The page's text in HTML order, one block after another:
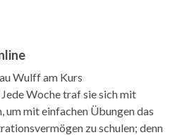
Wulff am Kurs
Woche traf sie sich mit
um mit einfachen Übungen das
zu schulen; denn